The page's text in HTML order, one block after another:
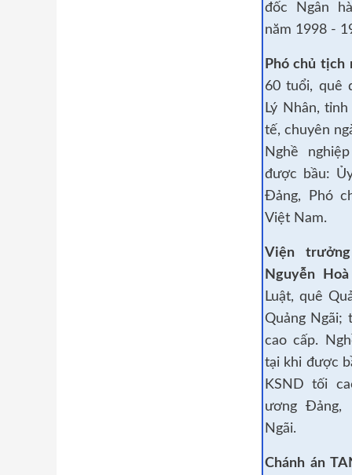
đốc Ngân
năm 1998 -
Phó chủ tịch
60 tuổi, quê
Lý Nhân,
tế, chuyên
Nghề
được bầu:
Đảng, Phó
Việt Nam.
Viện
Nguyễn
Luật, quê
Quảng Ngãi;
cao cấp.
tại khi được
KSND tối
ương Đảng,
Ngãi.
Chánh án